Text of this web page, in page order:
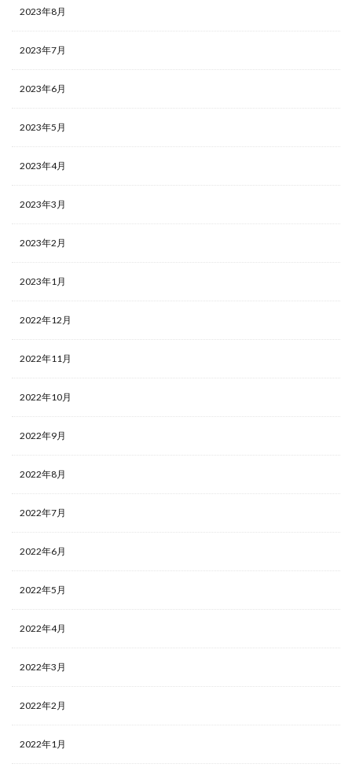
2023年8月
2023年7月
2023年6月
2023年5月
2023年4月
2023年3月
2023年2月
2023年1月
2022年12月
2022年11月
2022年10月
2022年9月
2022年8月
2022年7月
2022年6月
2022年5月
2022年4月
2022年3月
2022年2月
2022年1月